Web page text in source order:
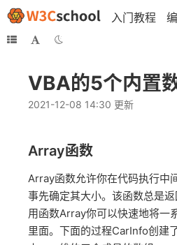
入门教程
VBA的5个内置
2021-12-08 14:30 更新
Array函数
Array函数允许你在代码执行中
事先确定其大小。该函数总是
用函数Array你可以快速地将一
里面。下面的过程CarInfo创建